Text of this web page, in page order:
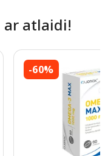
atlaidi!
-60%